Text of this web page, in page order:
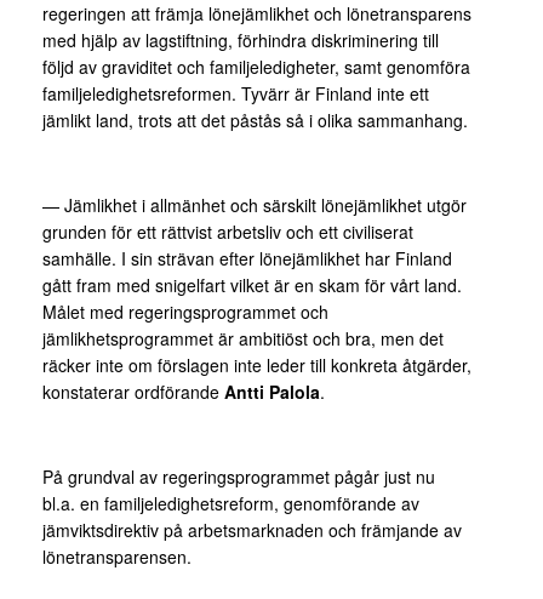
regeringen att främja lönejämlikhet och lönetransparens
med hjälp av lagstiftning, förhindra diskriminering till
följd av graviditet och familjeledigheter, samt genomföra
familjeledighetsreformen. Tyvärr är Finland inte ett
jämlikt land, trots att det påstås så i olika sammanhang.
— Jämlikhet i allmänhet och särskilt lönejämlikhet utgör
grunden för ett rättvist arbetsliv och ett civiliserat
samhälle. I sin strävan efter lönejämlikhet har Finland
gått fram med snigelfart vilket är en skam för vårt land.
Målet med regeringsprogrammet och
jämlikhetsprogrammet är ambitiöst och bra, men det
räcker inte om förslagen inte leder till konkreta åtgärder,
konstaterar ordförande Antti Palola.
På grundval av regeringsprogrammet pågår just nu
bl.a. en familjeledighetsreform, genomförande av
jämviktsdirektiv på arbetsmarknaden och främjande av
lönetransparensen.